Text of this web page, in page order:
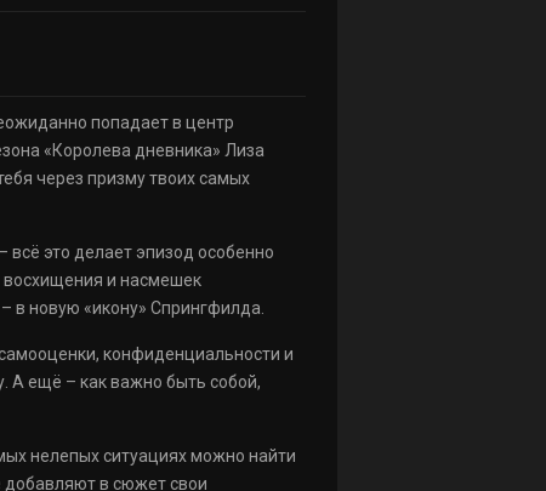
попадает в центр
«Королева дневника» Лиза
через призму твоих самых
это делает эпизод особенно
восхищения и насмешек
в новую «икону» Спрингфилда.
конфиденциальности и
А ещё – как важно быть собой,
нелепых ситуациях можно найти
добавляют в сюжет свои